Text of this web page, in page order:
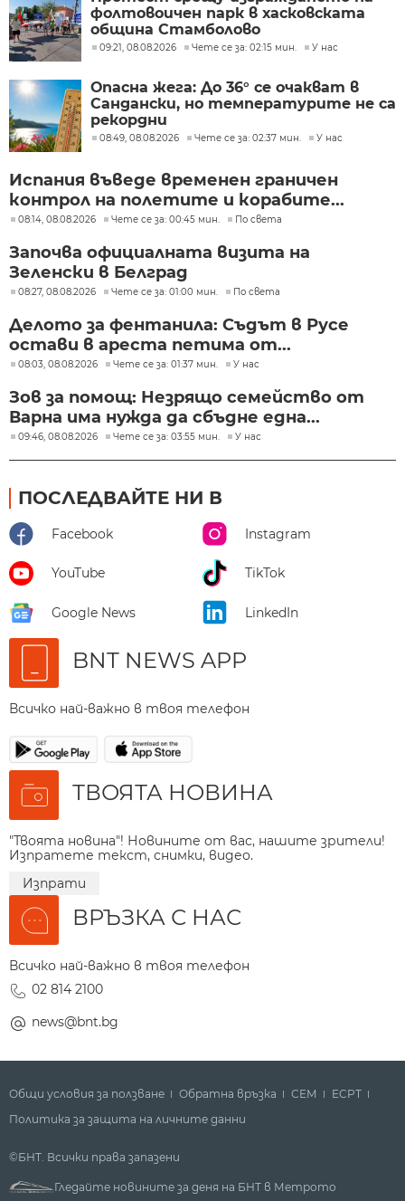
фолтовоичен парк в хасковската
община Стамболово
09:21, 08.08.2026 Чете се за: 02:15 мин. У нас
Опасна жега: До 36° се очакват в
Сандански, но температурите не са
рекордни
08:49, 08.08.2026 Чете се за: 02:37 мин. У нас
Испания въведе временен граничен
контрол на полетите и корабите...
08:14, 08.08.2026 Чете се за: 00:45 мин. По света
Започва официалната визита на
Зеленски в Белград
08:27, 08.08.2026 Чете се за: 01:00 мин. По света
Делото за фентанила: Съдът в Русе
остави в ареста петима от...
08:03, 08.08.2026 Чете се за: 01:37 мин. У нас
Зов за помощ: Незрящо семейство от
Варна има нужда да сбъдне една...
09:46, 08.08.2026 Чете се за: 03:55 мин. У нас
ПОСЛЕДВАЙТЕ НИ В
Facebook Instagram
YouTube TikTok
Google News LinkedIn
BNT NEWS APP
Всичко най-важно в твоя телефон
ТВОЯТА НОВИНА
"Твоята новина"! Новините от вас, нашите зрители!
Изпратете текст, снимки, видео.
Изпрати
ВРЪЗКА С НАС
Всичко най-важно в твоя телефон
02 814 2100
news@bnt.bg
Общи условия за ползване Обратна връзка СЕМ
ECPT
Политика за защита на личните данни
©БНТ. Всички права запазени
Гледайте новините за деня на БНТ в Метрото